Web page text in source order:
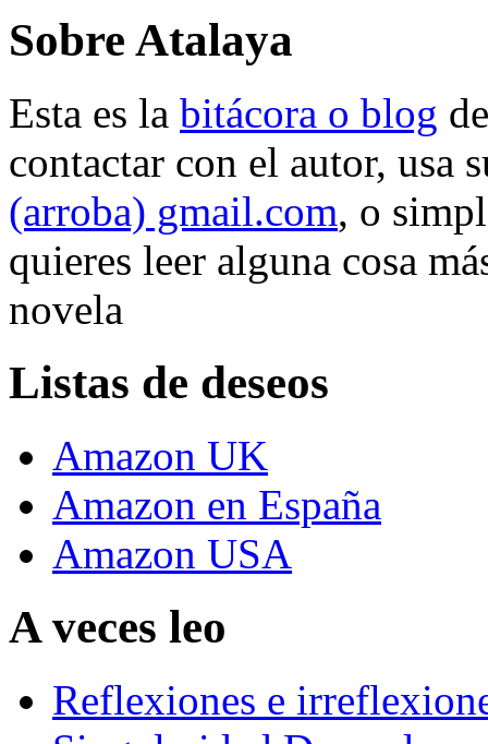
Sobre Atalaya
Esta es la bitácora o blog
contactar con el autor, usa
(arroba) gmail.com, o
quieres leer alguna cosa
novela
Listas de deseos
Amazon UK
Amazon en España
Amazon USA
A veces leo
Reflexiones e